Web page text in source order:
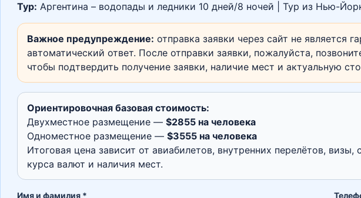
Тур: Аргентина – водопады и ледники 10 дней/8 ночей | Тур из Нью-
Важное предупреждение: отправка заявки через сайт не является
автоматический ответ. После отправки заявки, пожалуйста,
чтобы подтвердить получение заявки, наличие мест и актуальную
Ориентировочная базовая стоимость:
Двухместное размещение — $2855 на человека
Одноместное размещение — $3555 на человека
Итоговая цена зависит от авиабилетов, внутренних перелётов,
курса валют и наличия мест.
Имя и фамилия *